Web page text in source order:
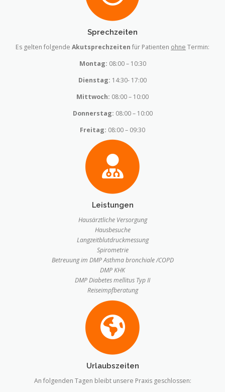
Sprechzeiten
Es gelten folgende Akutsprechzeiten für Patienten ohne Termin:
Montag: 08:00 – 10:30
Dienstag: 14:30- 17:00
Mittwoch: 08:00 – 10:00
Donnerstag: 08:00 – 10:00
Freitag: 08:00 – 09:30
Leistungen
Hausärztliche Versorgung
Hausbesuche
Langzeitblutdruckmessung
Spirometrie
Betreuung im DMP Asthma bronchiale /COPD
DMP KHK
DMP Diabetes mellitus Typ II
Reiseimpfberatung
Urlaubszeiten
An folgenden Tagen bleibt unsere Praxis geschlossen: